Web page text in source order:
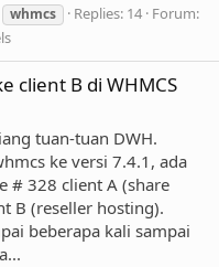
whmcs Replies: 14 Forum:
client B di WHMCS
tuan-tuan DWH.
ke versi 7.4.1, ada
# 328 client A (share
B (reseller hosting).
beberapa kali sampai